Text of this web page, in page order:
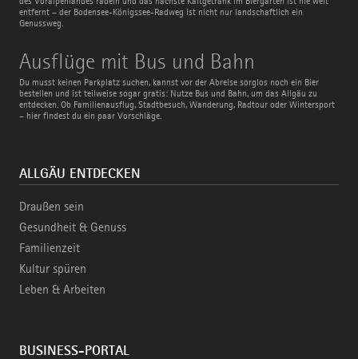
entfernt – der Bodensee-Königssee-Radweg ist nicht nur landschaftlich ein
Genussweg.
Ausflüge mit Bus und Bahn
Du musst keinen Parkplatz suchen, kannst vor der Abreise sorglos noch ein Bier
bestellen und ist teilweise sogar gratis: Nutze Bus und Bahn, um das Allgäu zu
entdecken. Ob Familienausflug, Stadtbesuch, Wanderung, Radtour oder Wintersport
– hier findest du ein paar Vorschläge.
Ausflüge
mit
Bus
und
Bahn
ALLGÄU ENTDECKEN
Draußen sein
Gesundheit & Genuss
Familienzeit
Kultur spüren
Leben & Arbeiten
BUSINESS-PORTAL